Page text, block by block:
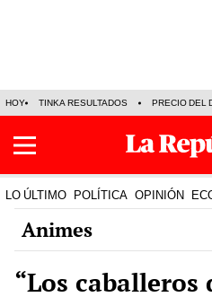
HOY TINKA RESULTADOS PRECIO DEL
LO ÚLTIMO POLÍTICA OPINIÓN
Animes
“Los caballeros